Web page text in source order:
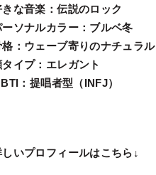
きな音楽：伝説のロック
ーソナルカラー：ブルベ冬
格：ウェーブ寄りのナチュラル
タイプ：エレガン ト
：提唱者型（INFJ）
しいプロフィールはこちら↓